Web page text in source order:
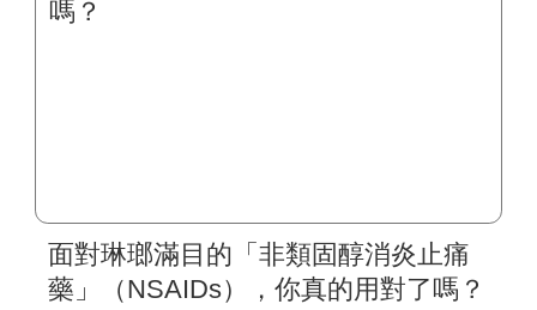
面對琳瑯滿目的「非類固醇消炎止痛
藥」（NSAIDs），你真的用對了嗎？